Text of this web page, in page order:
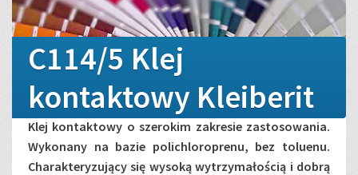
C114/5 Klej
kontaktowy Kleiberit
Klej kontaktowy o szerokim zakresie zastosowania.
Wykonany na bazie polichloroprenu, bez toluenu.
Charakteryzujący się wysoką wytrzymałością i dobrą